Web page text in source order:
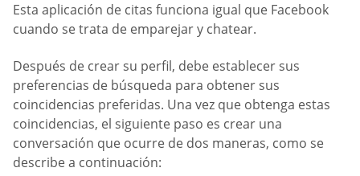
Esta aplicación de citas funciona igual que Facebook
cuando se trata de emparejar y chatear.
Después de crear su perfil, debe establecer sus
preferencias de búsqueda para obtener sus
coincidencias preferidas. Una vez que obtenga estas
coincidencias, el siguiente paso es crear una
conversación que ocurre de dos maneras, como se
describe a continuación: